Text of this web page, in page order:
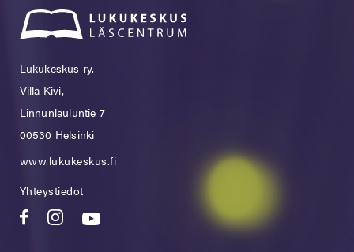
Lukukeskus ry.
Villa Kivi,
Linnunlauluntie 7
00530 Helsinki
www.lukukeskus.fi
Yhteystiedot